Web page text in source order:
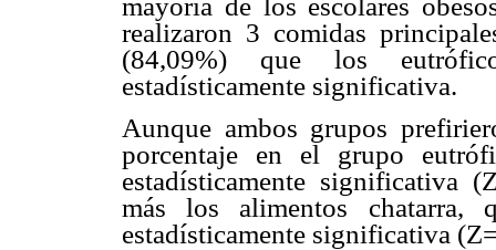
mayoría de los escolares
realizaron 3 comidas
(84,09%) que los
estadísticamente significativa.
Aunque ambos grupos
porcentaje en el grupo
estadísticamente significativa
más los alimentos chatarra,
estadísticamente significativa